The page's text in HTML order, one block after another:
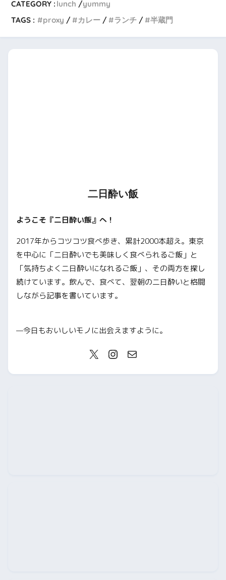
CATEGORY : lunch
yummy
TAGS :
proxy カレー ランチ 半蔵門
二日酔い飯
ようこそ『二日酔い飯』へ！
2017年からコツコツ食べ歩き、累計2000本超え。東京
を中心に「二日酔いでも美味しく食べられるご飯」と
「気持ちよく二日酔いになれるご飯」、その両方を探し
続けています。飲んで、食べて、翌朝の二日酔いと格闘
しながら記事を書いています。
—今日もおいしいモノに出会えますように。